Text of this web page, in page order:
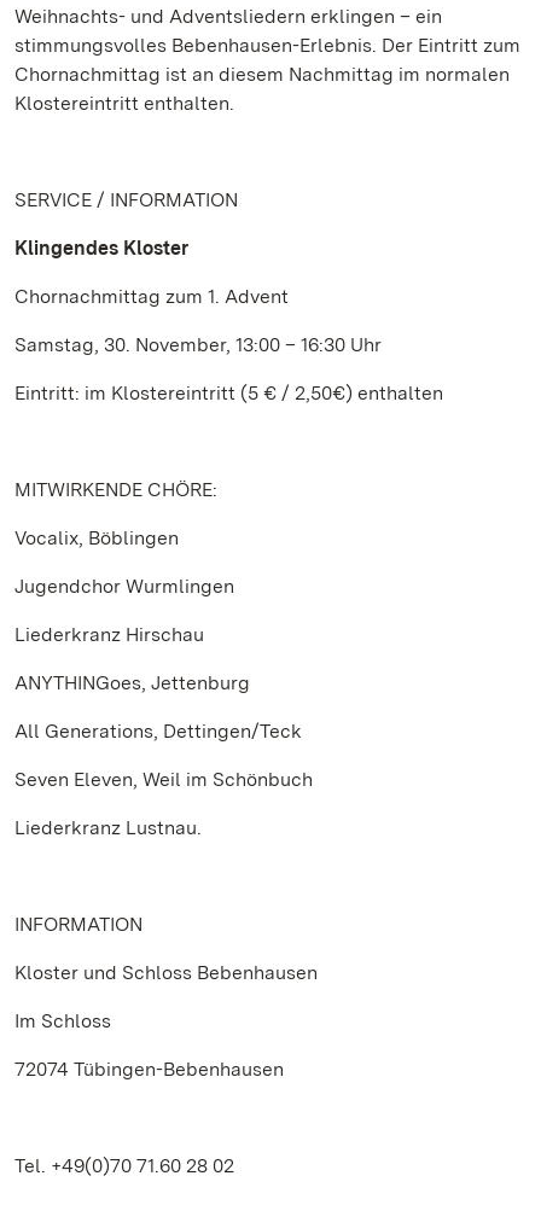
Weihnachts- und Adventsliedern erklingen – ein
stimmungsvolles Bebenhausen-Erlebnis. Der Eintritt zum
Chornachmittag ist an diesem Nachmittag im normalen
Klostereintritt enthalten.
SERVICE / INFORMATION
Klingendes Kloster
Chornachmittag zum 1. Advent
Samstag, 30. November, 13:00 – 16:30 Uhr
Eintritt: im Klostereintritt (5 € / 2,50€) enthalten
MITWIRKENDE CHÖRE:
Vocalix, Böblingen
Jugendchor Wurmlingen
Liederkranz Hirschau
ANYTHINGoes, Jettenburg
All Generations, Dettingen/Teck
Seven Eleven, Weil im Schönbuch
Liederkranz Lustnau.
INFORMATION
Kloster und Schloss Bebenhausen
Im Schloss
72074 Tübingen-Bebenhausen
Tel. +49(0)70 71.60 28 02